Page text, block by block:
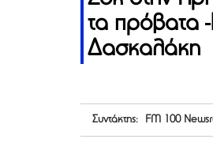
τα πρόβατα -
Δασκαλάκη
Συντάκτης: FM 100